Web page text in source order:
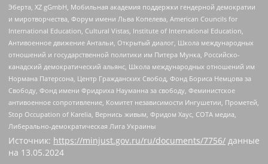
Эберта, XZ gGmbH, Мобильная академия поддержки гендерной демократии
и миротворчества, Форум имени Льва Копелева, American Councils for
International Education, Cultural Vistas, Institute of International Education,
Антивоенное движение Антальи, Открытый диалог, Школа международных
отношений и государственной политики им Питера Мунка, Российско-
канадский демократический альянс, Школа международных отношений им
Нормана Патерсона, Центр Гражданских Свобод, Фонд Бориса Немцова за
Свободу, Фонд имени Фридриха Науманна за свободу, Феминистское
антивоенное сопротивление, Комитет независимости Ингушетии, Прометей,
Stop Occupation of Karelia, Вернись живым, Фридом Хаус, СОТА медиа,
Либерально-демократическая Лига Украины
Источник: https://minjust.gov.ru/ru/documents/7756/ данные
на 13.05.2024